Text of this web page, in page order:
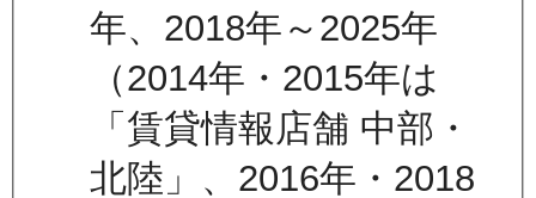
年、2018年～2025年
（2014年・2015年は
「賃貸情報店舗 中部・
北陸」、2016年・2018